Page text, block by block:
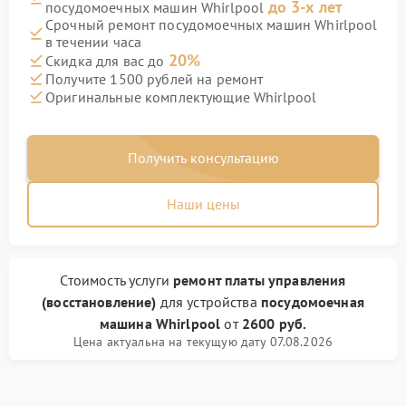
посудомоечных машин Whirlpool до 3-х лет
Срочный ремонт посудомоечных машин Whirlpool
в течении часа
Скидка для вас до 20%
Получите 1500 рублей на ремонт
Оригинальные комплектующие Whirlpool
Получить консультацию
Наши цены
Стоимость услуги ремонт платы управления
(восстановление) для устройства посудомоечная
машина Whirlpool от 2600 руб.
Цена актуальна на текущую дату 07.08.2026